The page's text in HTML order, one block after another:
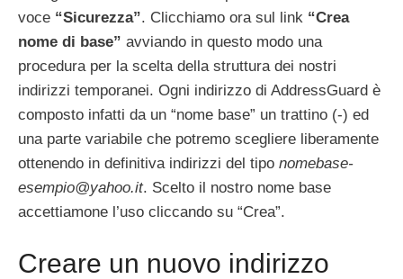
voce “Sicurezza”. Clicchiamo ora sul link “Crea
nome di base” avviando in questo modo una
procedura per la scelta della struttura dei nostri
indirizzi temporanei. Ogni indirizzo di AddressGuard è
composto infatti da un “nome base” un trattino (-) ed
una parte variabile che potremo scegliere liberamente
ottenendo in definitiva indirizzi del tipo nomebase-
esempio@yahoo.it. Scelto il nostro nome base
accettiamone l’uso cliccando su “Crea”.
Creare un nuovo indirizzo